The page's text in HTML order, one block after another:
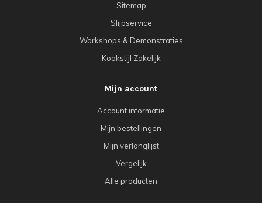
Sitemap
Slijpservice
Workshops & Demonstraties
Kookstijl Zakelijk
Mijn account
Account informatie
Mijn bestellingen
Mijn verlanglijst
Vergelijk
Alle producten